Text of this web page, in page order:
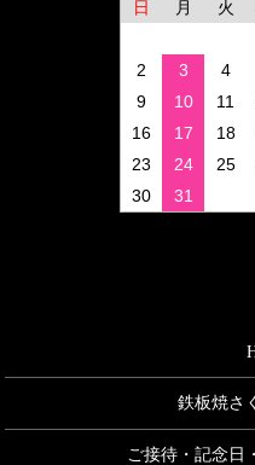
日
月 火
2
3 4
9
10 11
16
17 18
23
24 25
30
31
鉄板焼さ
ご接待・記念日